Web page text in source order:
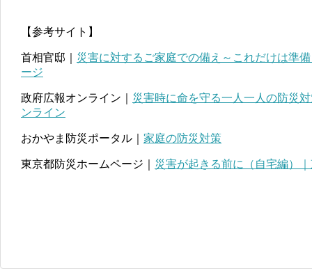
【参考サイト】
首相官邸｜ 災害に対するご家庭での備え～これだけは準
ージ
政府広報オンライン｜ 災害時に命を守る一人一人の防災
ンライン
おかやま防災ポータル｜ 家庭の防災対策
東京都防災ホームページ｜ 災害が起きる前に（自宅編）